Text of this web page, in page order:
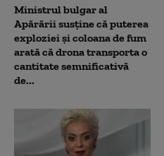
Ministrul bulgar al
Apărării susține că puterea
exploziei și coloana de fum
arată că drona transporta o
cantitate semnificativă
de...